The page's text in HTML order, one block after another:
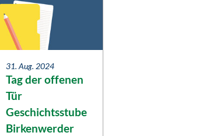
31. Aug. 2024
Tag der offenen
Tür
Geschichtsstube
Birkenwerder